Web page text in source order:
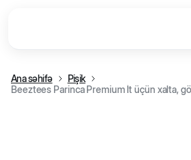
Ana səhifə
Pişik